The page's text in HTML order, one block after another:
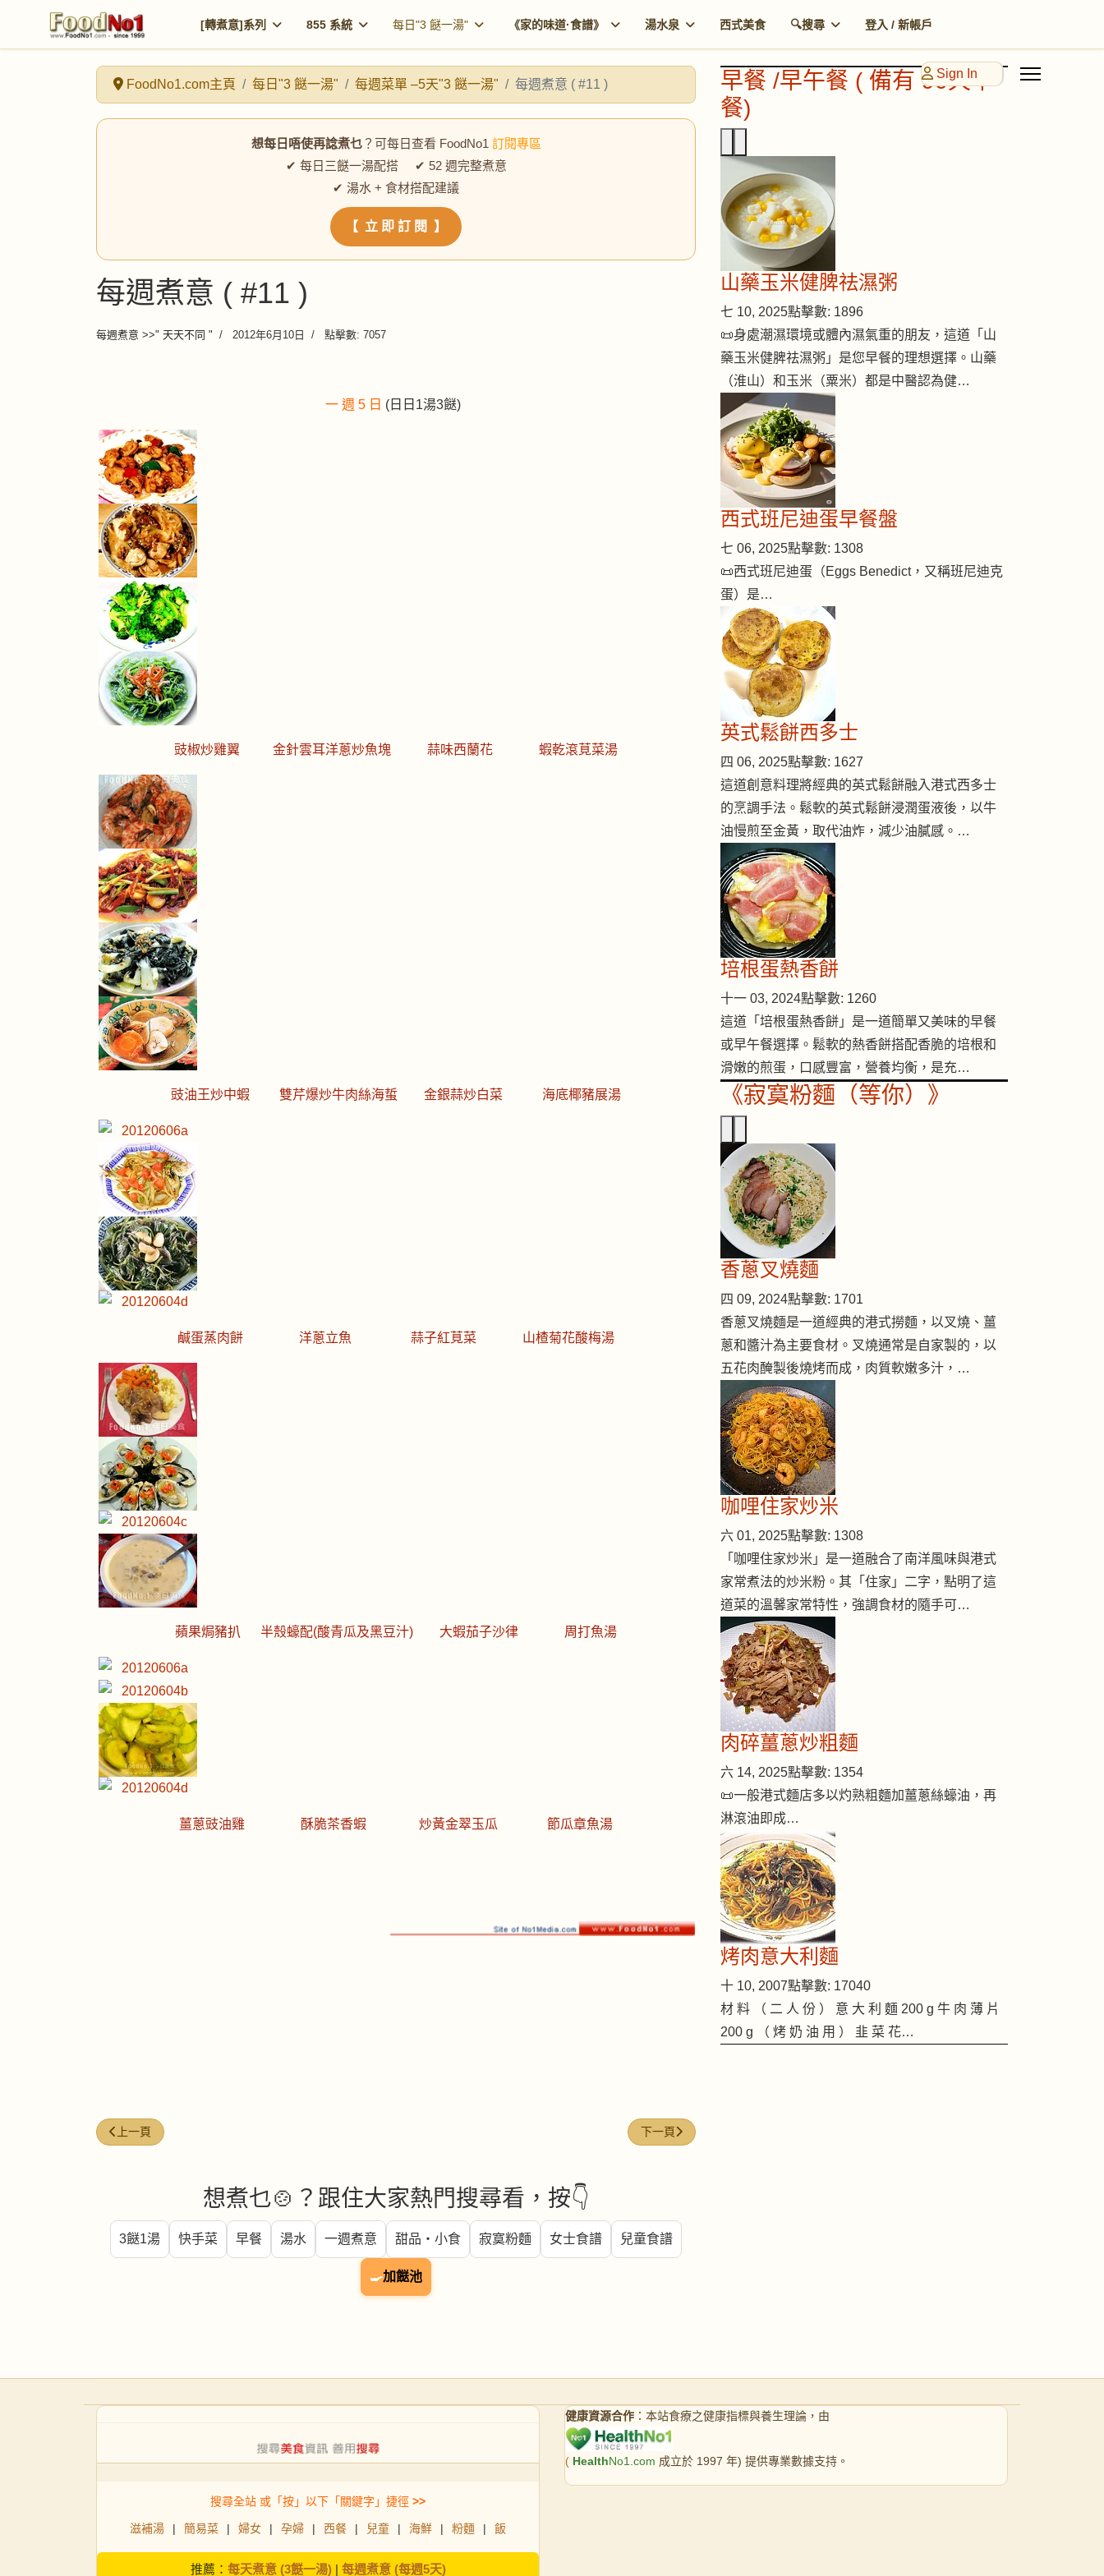
[轉煮意]系列 855 系統 每日"3 餸一湯" 《家的味道·食譜》 湯水泉 西式美食 🔍搜尋 登入 / 新帳戶
Sign In
FoodNo1.com主頁 每日"3 餸一湯" 每週菜單 –5天"3 餸一湯" 每週煮意 ( #11 )
想每日唔使再諗煮乜？可每日查看 FoodNo1 訂閱專區
✔ 每日三餸一湯配搭 ✔ 52 週完整煮意
✔ 湯水 + 食材搭配建議
【 立 即 訂 閱 】
每週煮意 ( #11 )
每週煮意 >>" 天天不同 " 2012年6月10日 點擊數: 7057
一 週 5 日 (日日1湯3餸)
豉椒炒雞翼 金針雲耳洋蔥炒魚塊 蒜味西蘭花 蝦乾滾莧菜湯
豉油王炒中蝦 雙芹爆炒牛肉絲海蜇 金銀蒜炒白菜 海底椰豬展湯
鹹蛋蒸肉餅 洋蔥立魚 蒜子紅莧菜 山楂菊花酸梅湯
蘋果焗豬扒 半殼蠔配(酸青瓜及黑豆汁) 大蝦茄子沙律 周打魚湯
薑蔥豉油雞 酥脆茶香蝦 炒黃金翠玉瓜 節瓜章魚湯
上一篇文章: 每週煮意 (#8 )
上一頁 下一篇文章: 每週煮意 ( #13 )
下一頁
想煮乜🍲？跟住大家熱門搜尋看，按👇
3餸1湯 快手菜 早餐 湯水 一週煮意 甜品・小食 寂寞粉麵 女士食譜 兒童食譜
🍳加餸池
早餐 /早午餐 ( 備有 90天早
餐)
山藥玉米健脾祛濕粥
七 10, 2025點擊數: 1896
📜身處潮濕環境或體內濕氣重的朋友，這道「山
藥玉米健脾祛濕粥」是您早餐的理想選擇。山藥
（淮山）和玉米（粟米）都是中醫認為健…
西式班尼迪蛋早餐盤
七 06, 2025點擊數: 1308
📜西式班尼迪蛋（Eggs Benedict，又稱班尼迪克
蛋）是…
英式鬆餅西多士
四 06, 2025點擊數: 1627
這道創意料理將經典的英式鬆餅融入港式西多士
的烹調手法。鬆軟的英式鬆餅浸潤蛋液後，以牛
油慢煎至金黃，取代油炸，減少油膩感。…
培根蛋熱香餅
十一 03, 2024點擊數: 1260
這道「培根蛋熱香餅」是一道簡單又美味的早餐
或早午餐選擇。鬆軟的熱香餅搭配香脆的培根和
滑嫩的煎蛋，口感豐富，營養均衡，是充…
《寂寞粉麵（等你）》
香蔥叉燒麵
四 09, 2024點擊數: 1701
香蔥叉燒麵是一道經典的港式撈麵，以叉燒、薑
蔥和醬汁為主要食材。叉燒通常是自家製的，以
五花肉醃製後燒烤而成，肉質軟嫩多汁，…
咖哩住家炒米
六 01, 2025點擊數: 1308
「咖哩住家炒米」是一道融合了南洋風味與港式
家常煮法的炒米粉。其「住家」二字，點明了這
道菜的溫馨家常特性，強調食材的隨手可…
肉碎薑蔥炒粗麵
六 14, 2025點擊數: 1354
📜一般港式麵店多以灼熟粗麵加薑蔥絲蠔油，再
淋滾油即成…
烤肉意大利麵
十 10, 2007點擊數: 17040
材 料 （ 二 人 份 ） 意 大 利 麵 200 g 牛 肉 薄 片
200 g （ 烤 奶 油 用 ） 韭 菜 花…
搜尋全站 或「按」以下「關鍵字」捷徑 >>
滋補湯 | 簡易菜 | 婦女 | 孕婦 | 西餐 | 兒童 | 海鮮 | 粉麵 | 飯
推薦： 每天煮意 (3餸一湯)| 每週煮意 (每週5天)
健康資源合作 ：本站食療之健康指標與養生理論，由
( HealthNo1.com 成立於 1997 年) 提供專業數據支持。